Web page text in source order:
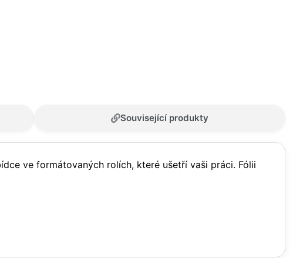
Související produkty
ve formátovaných rolích, které ušetří vaši práci. Fólii